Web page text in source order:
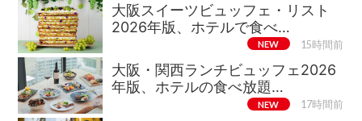
大阪スイーツビュッフェ・リスト
2026年版、ホテルで食べ…
NEW 15時間前
大阪・関西ランチビュッフェ2026
年版、ホテルの食べ放題…
NEW 17時間前